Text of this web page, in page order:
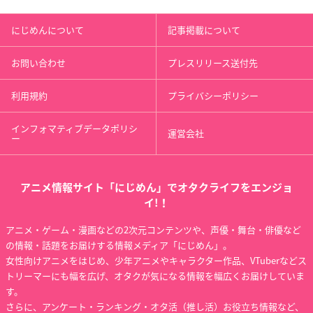
にじめんについて 記事掲載について
お問い合わせ プレスリリース送付先
利用規約 プライバシーポリシー
インフォマティブデータポリシ
ー 運営会社
アニメ情報サイト「にじめん」でオタクライフをエンジョ
イ!！
アニメ・ゲーム・漫画などの2次元コンテンツや、声優・舞台・俳優など
の情報・話題をお届けする情報メディア「にじめん」。
女性向けアニメをはじめ、少年アニメやキャラクター作品、VTuberなどス
トリーマーにも幅を広げ、オタクが気になる情報を幅広くお届けしていま
す。
さらに、アンケート・ランキング・オタ活（推し活）お役立ち情報など、